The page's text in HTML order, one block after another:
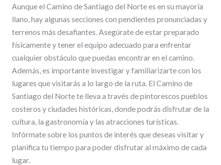
Aunque el Camino de Santiago del Norte es en su mayoría
llano, hay algunas secciones con pendientes pronunciadas y
terrenos más desafiantes. Asegúrate de estar preparado
físicamente y tener el equipo adecuado para enfrentar
cualquier obstáculo que puedas encontrar en el camino.
Además, es importante investigar y familiarizarte con los
lugares que visitarás a lo largo de la ruta. El Camino de
Santiago del Norte te lleva a través de pintorescos pueblos
costeros y ciudades históricas, donde podrás disfrutar de la
cultura, la gastronomía y las atracciones turísticas.
Infórmate sobre los puntos de interés que deseas visitar y
planifica tu tiempo para poder disfrutar al máximo de cada
lugar.